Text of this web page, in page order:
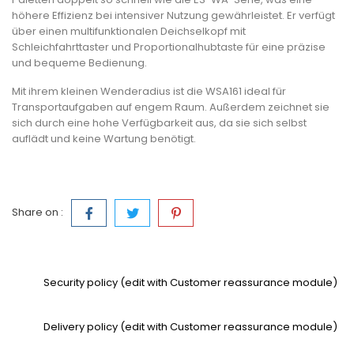
höhere Effizienz bei intensiver Nutzung gewährleistet. Er verfügt
über einen multifunktionalen Deichselkopf mit
Schleichfahrttaster und Proportionalhubtaste für eine präzise
und bequeme Bedienung.
Mit ihrem kleinen Wenderadius ist die WSA161 ideal für
Transportaufgaben auf engem Raum. Außerdem zeichnet sie
sich durch eine hohe Verfügbarkeit aus, da sie sich selbst
auflädt und keine Wartung benötigt.
Share on :
Security policy (edit with Customer reassurance module)
Delivery policy (edit with Customer reassurance module)